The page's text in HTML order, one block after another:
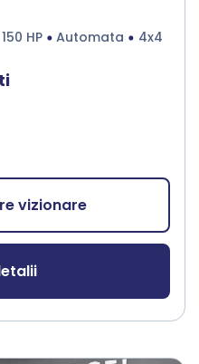
150 HP Automata 4x4
vizionare